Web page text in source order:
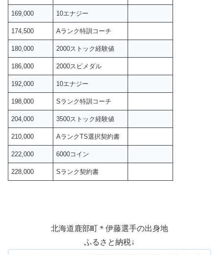
169,000 10エナジー
174,500 Aランク特訓コーチ
180,000 2000ストック経験値
186,000 2000スピメダル
192,000 10エナジー
198,000 Sランク特訓コーチ
204,000 3500ストック経験値
210,000 AランクTS選択契約書
222,000 6000コイン
228,000 Sランク契約書
北海道鹿部町＊伊藤選手の出身地
ふるさと納税↓